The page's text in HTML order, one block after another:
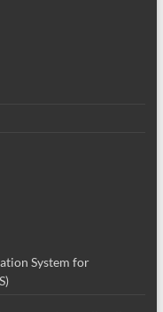
System for